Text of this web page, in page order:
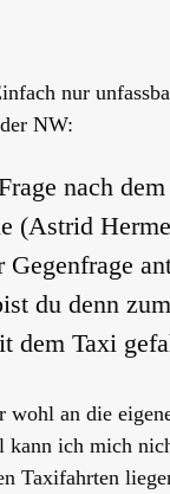
nur
NW:
nach dem
(Astrid
Gegenfrage
du denn
dem Taxi
wohl an die
kann ich mich
Taxifahrten